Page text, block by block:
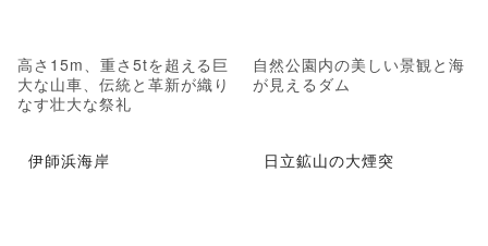
高さ15m、重さ5tを超える巨
大な山車、伝統と革新が織り
なす壮大な祭礼
自然公園内の美しい景観と海
が見えるダム
伊師浜海岸 日立鉱山の大煙突